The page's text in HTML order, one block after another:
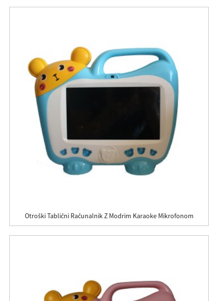
Otroški Tablični Računalnik Z Modrim Karaoke Mikrofonom